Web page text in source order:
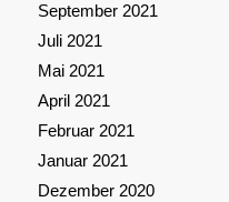
September 2021
Juli 2021
Mai 2021
April 2021
Februar 2021
Januar 2021
Dezember 2020